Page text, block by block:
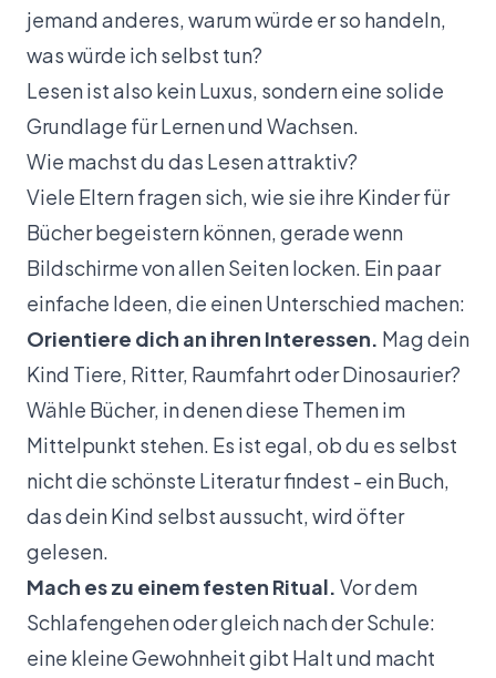
jemand anderes, warum würde er so handeln,
was würde ich selbst tun?
Lesen ist also kein Luxus, sondern eine solide
Grundlage für Lernen und Wachsen.
Wie machst du das Lesen attraktiv?
Viele Eltern fragen sich, wie sie ihre Kinder für
Bücher begeistern können, gerade wenn
Bildschirme von allen Seiten locken. Ein paar
einfache Ideen, die einen Unterschied machen:
Orientiere dich an ihren Interessen. Mag dein
Kind Tiere, Ritter, Raumfahrt oder Dinosaurier?
Wähle Bücher, in denen diese Themen im
Mittelpunkt stehen. Es ist egal, ob du es selbst
nicht die schönste Literatur findest - ein Buch,
das dein Kind selbst aussucht, wird öfter
gelesen.
Mach es zu einem festen Ritual. Vor dem
Schlafengehen oder gleich nach der Schule:
eine kleine Gewohnheit gibt Halt und macht